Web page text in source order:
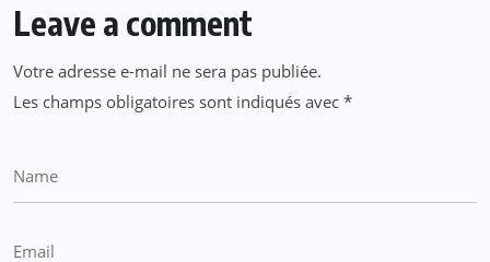
Leave a comment
Votre adresse e-mail ne sera pas publiée.
Les champs obligatoires sont indiqués avec *